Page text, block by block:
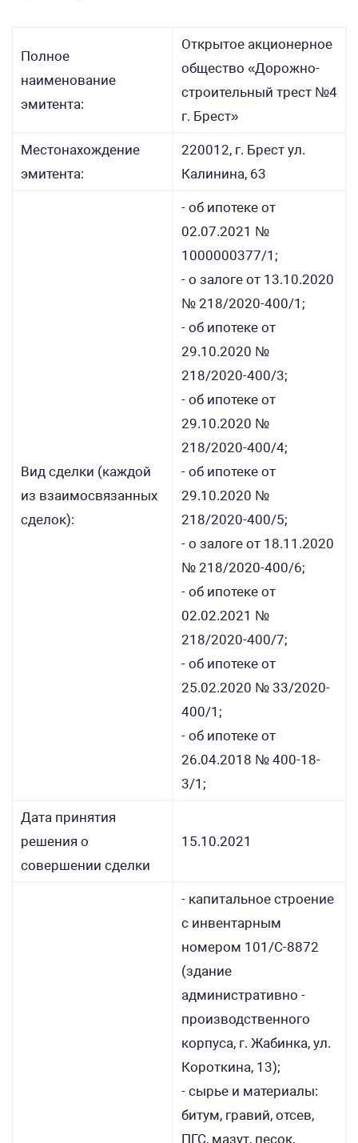
Полное
наименование
эмитента:
Открытое акционерное
общество «Дорожно-
строительный трест №4
г. Брест»
Местонахождение
эмитента:
220012, г. Брест ул.
Калинина, 63
Вид сделки (каждой
из взаимосвязанных
сделок):
- об ипотеке от
02.07.2021 №
1000000377/1;
- о залоге от 13.10.2020
№ 218/2020-400/1;
- об ипотеке от
29.10.2020 №
218/2020-400/3;
- об ипотеке от
29.10.2020 №
218/2020-400/4;
- об ипотеке от
29.10.2020 №
218/2020-400/5;
- о залоге от 18.11.2020
№ 218/2020-400/6;
- об ипотеке от
02.02.2021 №
218/2020-400/7;
- об ипотеке от
25.02.2020 № 33/2020-
400/1;
- об ипотеке от
26.04.2018 № 400-18-
3/1;
Дата принятия
решения о
совершении сделки
15.10.2021
- капитальное строение
с инвентарным
номером 101/С-8872
(здание
административно -
производственного
корпуса, г. Жабинка, ул.
Короткина, 13);
- сырье и материалы:
битум, гравий, отсев,
ПГС, мазут, песок,